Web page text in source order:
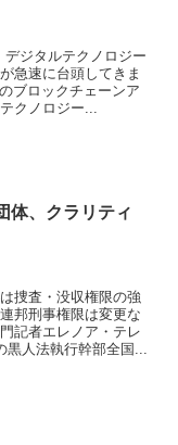
ジタルテクノロジー
急速に台頭してきま
ブロックチェーンア
クノロジー...
体、クラリティ
捜査・没収権限の強
邦刑事権限は変更な
記者エレノア・テレ
黒人法執行幹部全国...